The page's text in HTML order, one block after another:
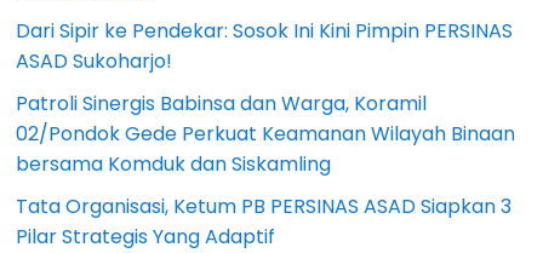
Dari Sipir ke Pendekar: Sosok Ini Kini Pimpin PERSINAS
ASAD Sukoharjo!
Patroli Sinergis Babinsa dan Warga, Koramil
02/Pondok Gede Perkuat Keamanan Wilayah Binaan
bersama Komduk dan Siskamling
Tata Organisasi, Ketum PB PERSINAS ASAD Siapkan 3
Pilar Strategis Yang Adaptif